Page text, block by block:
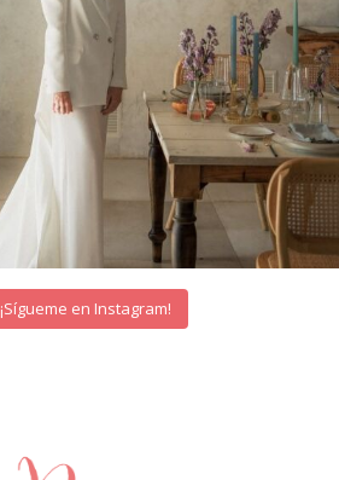
¡Sígueme en Instagram!